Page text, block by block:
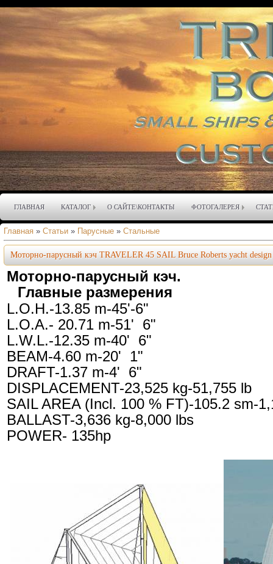
ГЛАВНАЯ КАТАЛОГ О САЙТЕ\КОНТАКТЫ ФОТОГАЛЕРЕЯ
Главная » Статьи » Парусные » Стальные
Моторно-парусный кэч TRAVELER 45 SAIL Bruce Roberts yacht design
Моторно-парусный кэч.
Главные размерения
L.O.H.-13.85 m-45'-6"
L.O.A.- 20.71 m-51' 6"
L.W.L.-12.35 m-40' 6"
BEAM-4.60 m-20' 1"
DRAFT-1.37 m-4' 6"
DISPLACEMENT-23,525 kg-51,755 lb
SAIL AREA (Incl. 100 % FT)-105.2 sm-
BALLAST-3,636 kg-8,000 lbs
POWER- 135hp